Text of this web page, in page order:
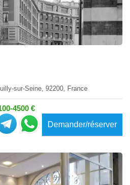
sur-Seine, 92200, France
4500 €
Demander/réserver